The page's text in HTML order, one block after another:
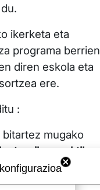
ikerketa eta
programa berrien
diren eskola eta
ere.
:
mugako
teoriko-praktikoa